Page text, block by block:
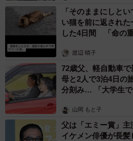
「そのままにしと
い猫を前に返され
した4日間 「命の
渡辺 晴子
72歳父、軽自動車
母と2人で3泊4日
分刻み… 「大学生で
山岡 もと子
父は「エミー賞」
イケメン俳優が長